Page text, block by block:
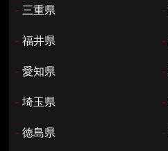
- 三重県 -
- 福井県 -
- 愛知県 -
- 埼玉県 -
- 徳島県 -